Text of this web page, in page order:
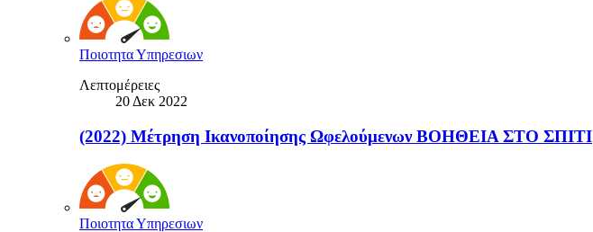
Ποιοτητα Υπηρεσιων
Λεπτομέρειες
20 Δεκ 2022
(2022) Μέτρηση Ικανοποίησης Ωφελούμενων ΒΟΗΘΕΙΑ ΣΤΟ ΣΠΙΤΙ
Ποιοτητα Υπηρεσιων